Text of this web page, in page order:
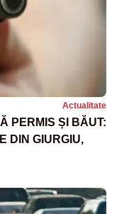
Actualitate
PERMIS ȘI BĂUT:
DIN GIURGIU,